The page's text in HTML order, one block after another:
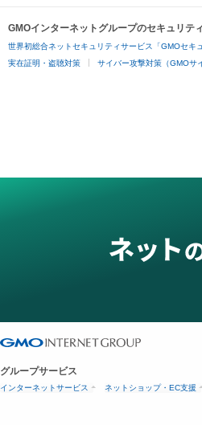
GMOインターネットグループのセキュリテ
世界初総合ネットセキュリティサービス「GMOセキ
実在証明・盗聴対策 サイバー攻撃対策（GMOサ
グループサービス
インターネットサービス ネットショップ・EC支援